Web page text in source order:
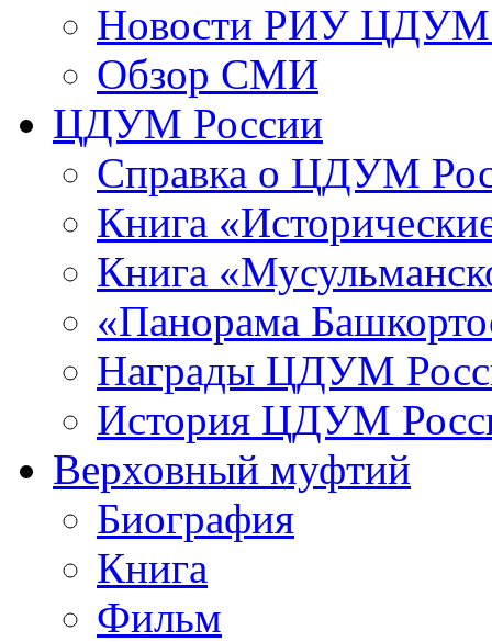
Новости РИУ ЦДУМ
Обзор СМИ
ЦДУМ России
Справка о ЦДУМ
Книга
Книга
«Панорама
Награды ЦДУМ
История ЦДУМ
Верховный муфтий
Биография
Книга
Фильм